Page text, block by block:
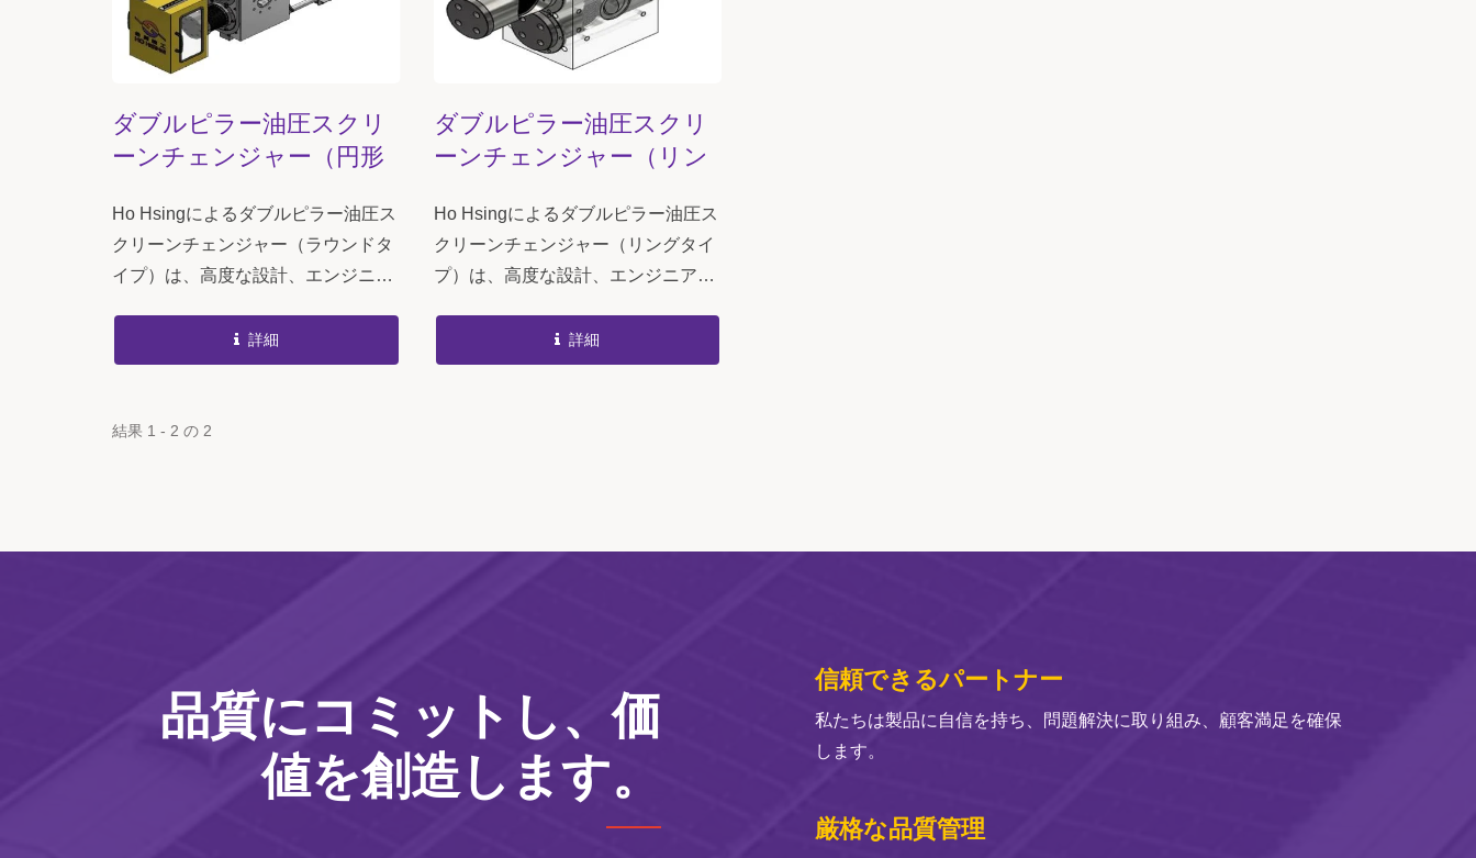
ダブルピラー油圧スクリ
ーンチェンジャー（円形
Ho Hsingによるダブルピラー油圧ス
クリーンチェンジャー（ラウンドタ
イプ）は、高度な設計、エンジニア
とするだけでなく、プロフェッショ
ナルな精密加工技術と厳格な品質管
詳細
ダブルピラー油圧スクリ
ーンチェンジャー（リン
Ho Hsingによるダブルピラー油圧ス
クリーンチェンジャー（リングタイ
プ）は、高度な設計、エンジニアリ
するだけでなく、プロフェッショナ
ルな精密加工技術と厳格な品質管理
詳細
結果 1 - 2 の 2
品質にコミットし、価
値を創造します。
信頼できるパートナー
私たちは製品に自信を持ち、問題解決に取り組み、顧客満足を確保
します。
厳格な品質管理